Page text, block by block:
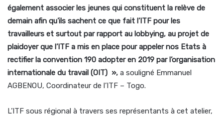
également associer les jeunes qui constituent la relève de
demain afin qu’ils sachent ce que fait l’ITF pour les
travailleurs et surtout par rapport au lobbying, au projet de
plaidoyer que l’ITF a mis en place pour appeler nos Etats à
rectifier la convention 190 adopter en 2019 par l’organisation
internationale du travail (OIT) », a souligné Emmanuel
AGBENOU, Coordinateur de l’ITF – Togo.
L’ITF sous régional à travers ses représentants à cet atelier,